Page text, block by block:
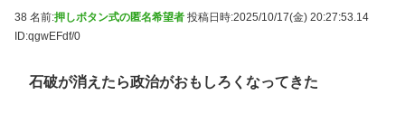
38 名前:押しボタン式の匿名希望者 投稿日時:2025/10/17(金) 20:27:53.14
ID:qgwEFdf/0
石破が消えたら政治がおもしろくなってきた